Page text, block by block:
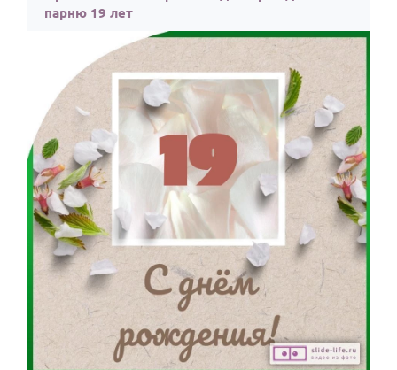
Открытки
ПРАЗДНИКИ
С Днем рождения
Юбилей
Свадьба
Годовщина свадьбы
Календарь праздников
КОМУ
Женщине
Мужчине
Маме
ОТЗЫВЫ
парню 19 лет